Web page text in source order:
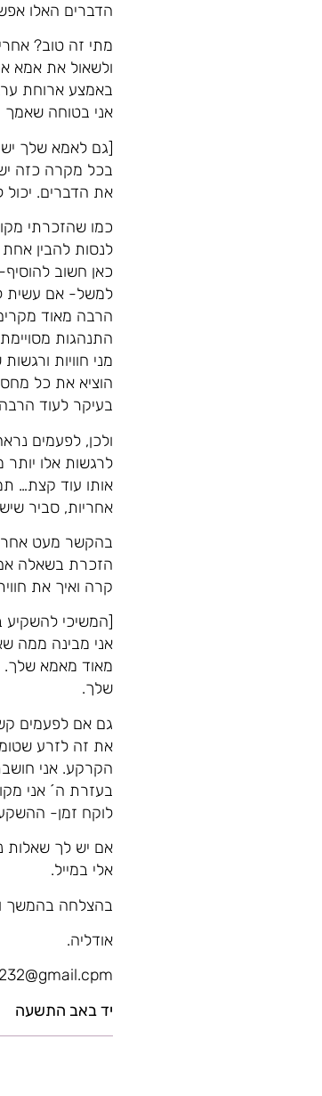
הדברים האלו
מתי זה טוב?
ולשאול את אמא
באמצע ארוחת
אני בטוחה שאמך
[גם לאמא שלך
בכל מקרה כזה
את הדברים.
כמו שהזכרתי
לנסות להבין
כאן חשוב
למשל- אם עשית
הרבה מאוד
התנהגות
מני חוויות
הוציא את כל
בעיקר לעוד
ולכן, לפעמים
לרגשות אלו יותר
אותו עוד קצת…
אחריות, סביר
בהקשר מעט
הזכרת בשאלה אם
קרה ואיך את
[המשיכי
אני מבינה ממה
מאוד מאמא שלך.
שלך.
גם אם לפעמים
את זה לזרע
הקרקע. אני
בעזרת ה´ אני
לוקח זמן-
אם יש לך שאלות
אלי במייל.
בהצלחה בהמשך
אודליה.
יד באב התשעה